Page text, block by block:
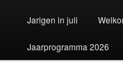
Jarigen in juli
Jaarprogramma 2026